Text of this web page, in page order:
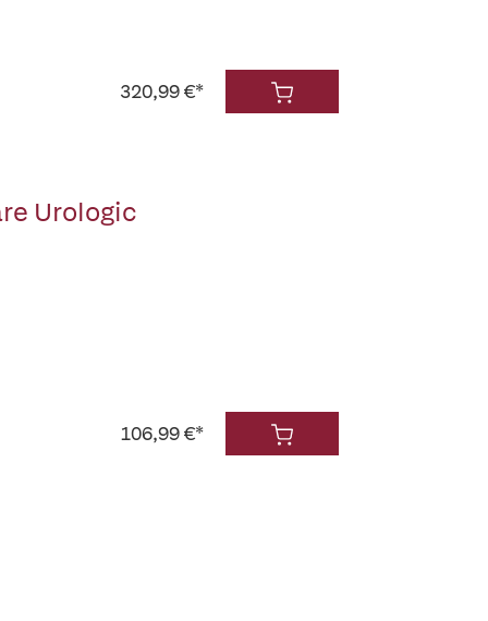
320,99 €*
Urologic
106,99 €*